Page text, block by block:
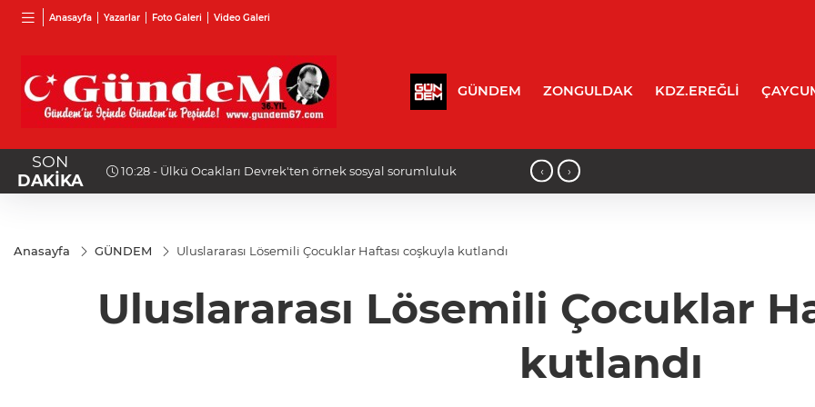
Anasayfa Yazarlar Foto Galeri Video Galeri
GÜNDEM ZONGULDAK KDZ.EREĞLİ
SON
DAKİKA
10:18 - Otogar çalışanı Sezgin Duran hayatını kaybetti! 10:10 - BEUN'lu akademisyen ve
‹ ›
Anasayfa GÜNDEM Uluslararası Lösemili Çocuklar Haftası coşkuyla kutlandı
Uluslararası Lösemili Çocuklar
kutlandı